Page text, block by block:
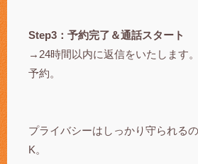
Step3：予約完了＆通話スタート
→24時間以内に返信をいたします
予約。
プライバシーはしっかり守られる
K。